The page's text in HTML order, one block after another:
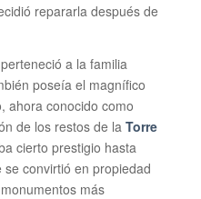
repararla después de
a la familia
poseía el magnífico
ahora conocido como
de los restos de la Torre
cierto prestigio hasta
convirtió en propiedad
más